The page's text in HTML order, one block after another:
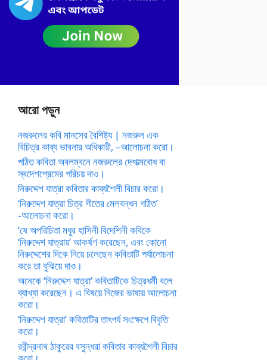
আরো পড়ুন
নজরুলের কবি মানসের বৈশিষ্ট্য | নজরুল এক
বিচিত্র কাব্য ভাবনার অধিকারী, –আলোচনা করো।
পঠিত কবিতা অবলম্বনে নজরুলের দেশাত্মবোধ বা
স্বদেশপ্রেমের পরিচয় দাও।
নিরুদ্দেশ যাত্রা কবিতার কাব্যশৈলী বিচার করো।
‘নিরুদ্দেশ যাত্রা চিত্র গীতের মেলবন্ধন গঠিত’
-আলোচনা করো।
‘ষে অপরিচিতা মধুর হাসিনী বিদেশিনী কবিকে
‘নিরুদ্দেশ যাত্রায়’ আকর্ষণ করেছেন, এবং কোনো
নিরুদ্দেশের দিকে নিয়ে চলেছেন কবিতাটি পর্যালোচনা
করে তা বুঝিয়ে দাও।
অনেকে ‘নিরুদ্দেশ যাত্রা’ কবিতাটিকে চিত্রধর্মী বলে
ব্যাখ্যা করেছেন। এ বিষয়ে নিজের ভাষায় আলোচনা
করো।
‘নিরুদ্দেশ যাত্রা’ কবিতাটির তাৎপর্য সংক্ষেপে বিবৃতি
করো।
রবীন্দ্রনাথ ঠাকুরের বসুন্ধরা কবিতার কাব্যশৈলী বিচার